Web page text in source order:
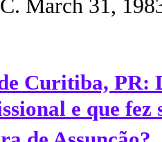
March 31,
Curitiba, PR:
e que